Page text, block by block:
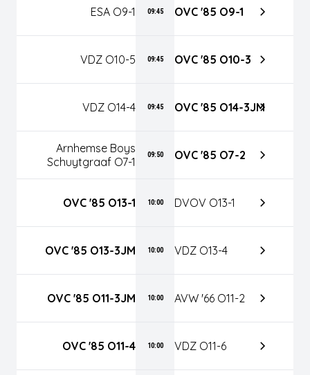
ESA O9-1 09:45 OVC '85 O9-1
VDZ O10-5 09:45 OVC '85 O10-3
VDZ O14-4 09:45 OVC '85 O14-3JM
Arnhemse Boys
Schuytgraaf O7-1
09:50 OVC '85 O7-2
OVC '85 O13-1 10:00 DVOV O13-1
OVC '85 O13-3JM 10:00 VDZ O13-4
OVC '85 O11-3JM 10:00 AVW '66 O11-2
OVC '85 O11-4 10:00 VDZ O11-6